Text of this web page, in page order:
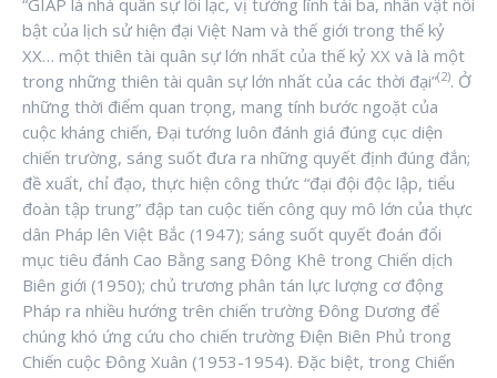
bật của lịch sử hiện đại Việt Nam và thế giới trong thế kỷ
XX… một thiên tài quân sự lớn nhất của thế kỷ XX và là một
trong những thiên tài quân sự lớn nhất của các thời đại”(2). Ở
những thời điểm quan trọng, mang tính bước ngoặt của
cuộc kháng chiến, Đại tướng luôn đánh giá đúng cục diện
chiến trường, sáng suốt đưa ra những quyết định đúng đắn;
đề xuất, chỉ đạo, thực hiện công thức “đại đội độc lập, tiểu
đoàn tập trung” đập tan cuộc tiến công quy mô lớn của thực
dân Pháp lên Việt Bắc (1947); sáng suốt quyết đoán đổi
mục tiêu đánh Cao Bằng sang Đông Khê trong Chiến dịch
Biên giới (1950); chủ trương phân tán lực lượng cơ động
Pháp ra nhiều hướng trên chiến trường Đông Dương để
chúng khó ứng cứu cho chiến trường Điện Biên Phủ trong
Chiến cuộc Đông Xuân (1953-1954). Đặc biệt, trong Chiến